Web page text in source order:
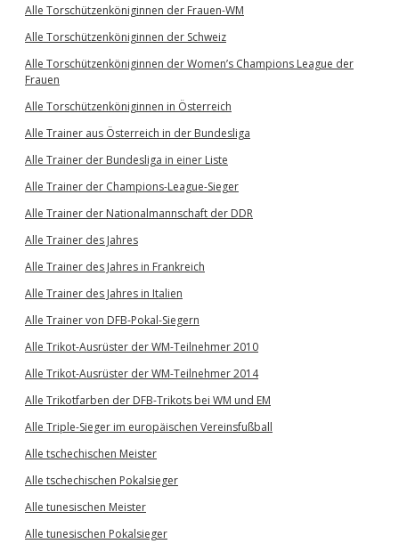
Alle Torschützenköniginnen der Frauen-WM
Alle Torschützenköniginnen der Schweiz
Alle Torschützenköniginnen der Women’s Champions League der
Frauen
Alle Torschützenköniginnen in Österreich
Alle Trainer aus Österreich in der Bundesliga
Alle Trainer der Bundesliga in einer Liste
Alle Trainer der Champions-League-Sieger
Alle Trainer der Nationalmannschaft der DDR
Alle Trainer des Jahres
Alle Trainer des Jahres in Frankreich
Alle Trainer des Jahres in Italien
Alle Trainer von DFB-Pokal-Siegern
Alle Trikot-Ausrüster der WM-Teilnehmer 2010
Alle Trikot-Ausrüster der WM-Teilnehmer 2014
Alle Trikotfarben der DFB-Trikots bei WM und EM
Alle Triple-Sieger im europäischen Vereinsfußball
Alle tschechischen Meister
Alle tschechischen Pokalsieger
Alle tunesischen Meister
Alle tunesischen Pokalsieger